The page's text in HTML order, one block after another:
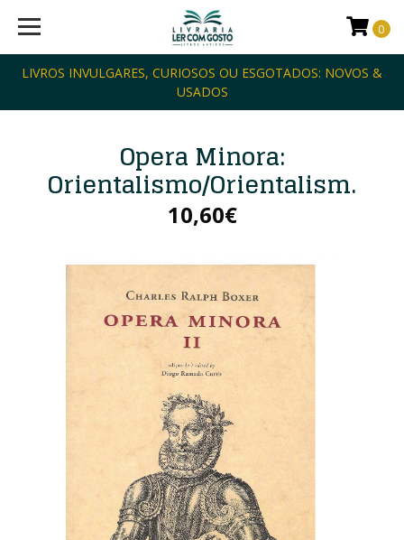
LIVROS INVULGARES, CURIOSOS OU ESGOTADOS: NOVOS &
USADOS
0
Opera Minora:
Orientalismo/Orientalism.
10,60€